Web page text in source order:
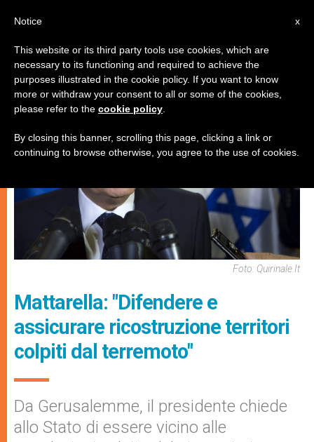
CHIESE LOCALI
Foto: Quirinale.it
Mattarella: "Difendere e
assicurare ricostruzione territori
colpiti dal terremoto"
Da Gerusalemme, il presidente chiede
allo Stato di essere vicino alle
x
Notice
This website or its third party tools use cookies, which are
necessary to its functioning and required to achieve the
purposes illustrated in the cookie policy. If you want to know
more or withdraw your consent to all or some of the cookies,
please refer to the cookie policy
By closing this banner, scrolling this page, clicking a link or
continuing to browse otherwise, you agree to the use of cookies.